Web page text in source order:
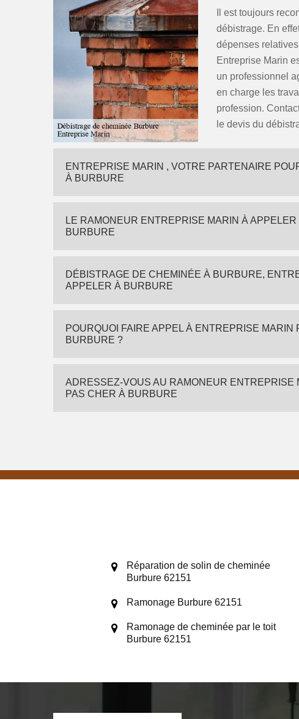
Il est toujours
débistrage. En
dépenses
Entreprise Marin
un professionnel
en charge les
profession.
le devis du
ENTREPRISE MARIN , VOTRE PARTENAIRE
À BURBURE
LE RAMONEUR ENTREPRISE MARIN À
BURBURE
DÉBISTRAGE DE CHEMINÉE À BURBURE,
APPELER À BURBURE
POURQUOI FAIRE APPEL À ENTREPRISE
BURBURE ?
ADRESSEZ-VOUS AU RAMONEUR
PAS CHER À BURBURE
Réparation de solin de cheminée
Burbure 62151
Ramonage Burbure 62151
Ramonage de cheminée par le toit
Burbure 62151